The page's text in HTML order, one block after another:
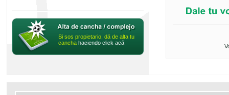
Si sos propietario, dá de alta tu
cancha haciendo click acá